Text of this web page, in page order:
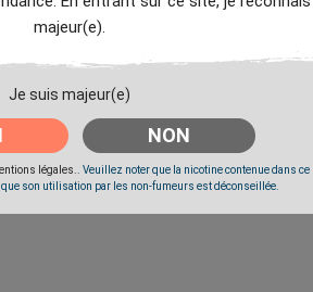
majeur(e).
Je suis majeur(e)
NON
légales.
. Veuillez noter que la nicotine contenue dans
que son utilisation par les non-fumeurs est déconseillée.
à partir du Vendredi 7 Août 2026.